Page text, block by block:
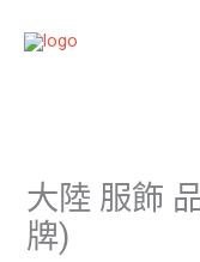
大陸 服飾
牌)